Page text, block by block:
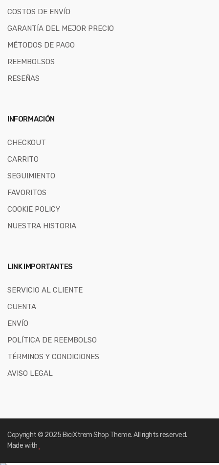
COSTOS DE ENVÍO
GARANTÍA DEL MEJOR PRECIO
MÉTODOS DE PAGO
REEMBOLSOS
RESEÑAS
INFORMACIÓN
CHECKOUT
CARRITO
SEGUIMIENTO
FAVORITOS
COOKIE POLICY
NUESTRA HISTORIA
LINK IMPORTANTES
SERVICIO AL CLIENTE
CUENTA
ENVÍO
POLÍTICA DE REEMBOLSO
TÉRMINOS Y CONDICIONES
AVISO LEGAL
Copyright © 2025BiciXtrem Shop Theme. All rights reserved.
Made with